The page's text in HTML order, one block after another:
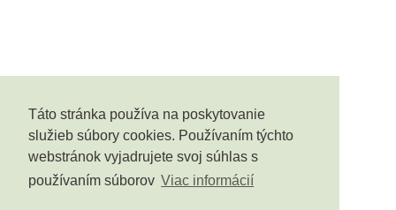
Táto stránka používa na poskytovanie
služieb súbory cookies. Používaním týchto
webstránok vyjadrujete svoj súhlas s
používaním súborov Viac informácií